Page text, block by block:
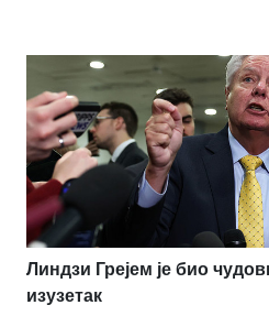
Линдзи Грејем је био
изузетак